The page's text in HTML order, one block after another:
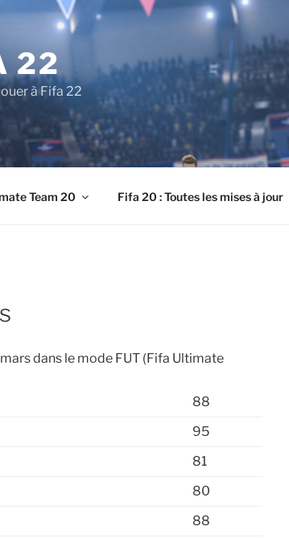
22
à Fifa 22
Team 20 Fifa 20 : Toutes les mises à jour
dans le mode FUT (Fifa Ultimate
88
95
81
80
88